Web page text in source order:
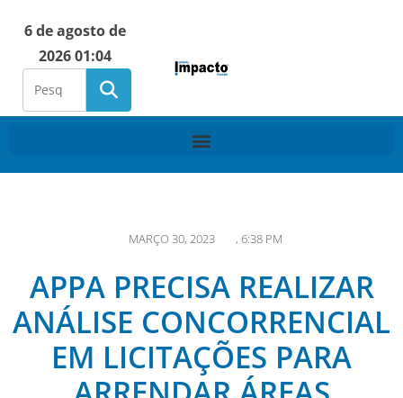
6 de agosto de
2026 01:04
MARÇO 30, 2023 , 6:38 PM
APPA PRECISA REALIZAR
ANÁLISE CONCORRENCIAL
EM LICITAÇÕES PARA